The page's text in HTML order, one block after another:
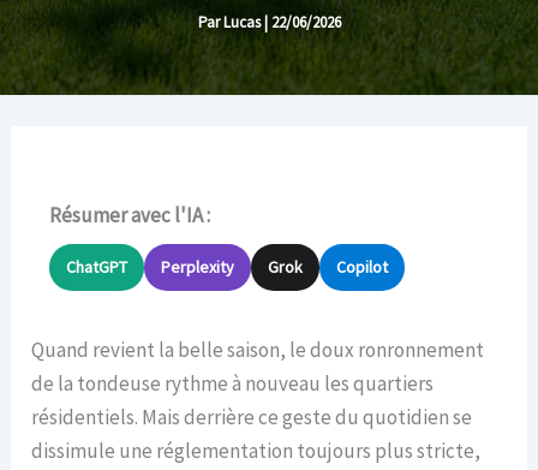
ParLucas| 22/06/2026
Résumer avec l'IA :
ChatGPT Perplexity Grok Copilot
Quand revient la belle saison, le doux ronronnement
de la tondeuse rythme à nouveau les quartiers
résidentiels. Mais derrière ce geste du quotidien se
dissimule une réglementation toujours plus stricte,